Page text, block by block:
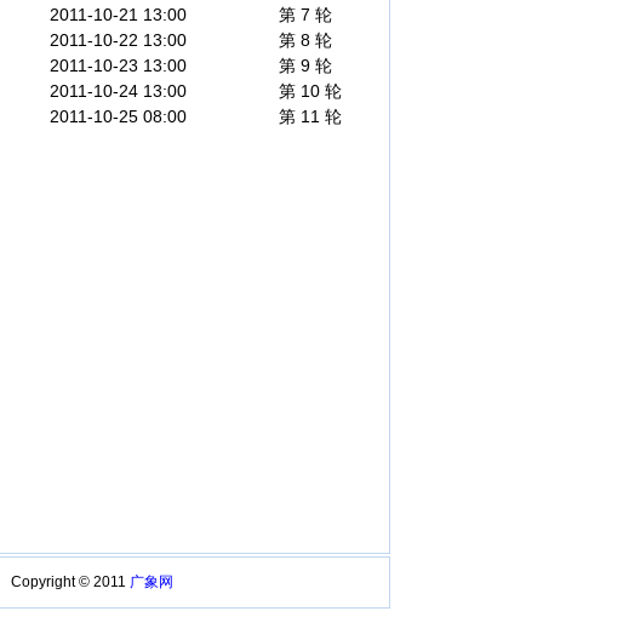
2011-10-21 13:00
第 7 轮
2011-10-22 13:00
第 8 轮
2011-10-23 13:00
第 9 轮
2011-10-24 13:00
第 10 轮
2011-10-25 08:00
第 11 轮
Copyright © 2011 广象网